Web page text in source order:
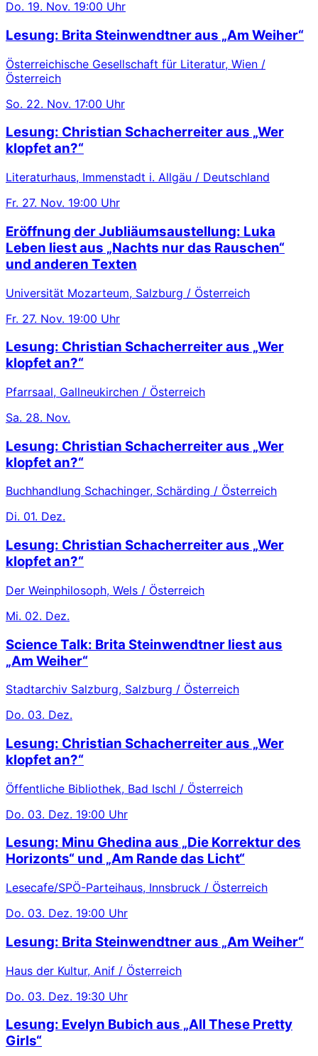
Do. 19. Nov. 19:00 Uhr
Lesung: Brita Steinwendtner aus „Am Weiher“
Österreichische Gesellschaft für Literatur, Wien /
Österreich
So. 22. Nov. 17:00 Uhr
Lesung: Christian Schacherreiter aus „Wer
klopfet an?“
Literaturhaus, Immenstadt i. Allgäu / Deutschland
Fr. 27. Nov. 19:00 Uhr
Eröffnung der Jubliäumsaustellung: Luka
Leben liest aus „Nachts nur das Rauschen“
und anderen Texten
Universität Mozarteum, Salzburg / Österreich
Fr. 27. Nov. 19:00 Uhr
Lesung: Christian Schacherreiter aus „Wer
klopfet an?“
Pfarrsaal, Gallneukirchen / Österreich
Sa. 28. Nov.
Lesung: Christian Schacherreiter aus „Wer
klopfet an?“
Buchhandlung Schachinger, Schärding / Österreich
Di. 01. Dez.
Lesung: Christian Schacherreiter aus „Wer
klopfet an?“
Der Weinphilosoph, Wels / Österreich
Mi. 02. Dez.
Science Talk: Brita Steinwendtner liest aus
„Am Weiher“
Stadtarchiv Salzburg, Salzburg / Österreich
Do. 03. Dez.
Lesung: Christian Schacherreiter aus „Wer
klopfet an?“
Öffentliche Bibliothek, Bad Ischl / Österreich
Do. 03. Dez. 19:00 Uhr
Lesung: Minu Ghedina aus „Die Korrektur des
Horizonts“ und „Am Rande das Licht“
Lesecafe/SPÖ-Parteihaus, Innsbruck / Österreich
Do. 03. Dez. 19:00 Uhr
Lesung: Brita Steinwendtner aus „Am Weiher“
Haus der Kultur, Anif / Österreich
Do. 03. Dez. 19:30 Uhr
Lesung: Evelyn Bubich aus „All These Pretty
Girls“